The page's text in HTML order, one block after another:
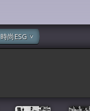
時尚ESG